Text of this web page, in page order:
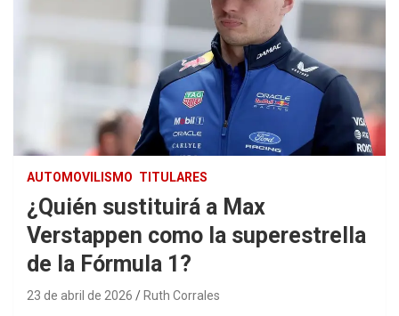
AUTOMOVILISMO TITULARES
¿Quién sustituirá a Max
Verstappen como la superestrella
de la Fórmula 1?
23 de abril de 2026 Ruth Corrales